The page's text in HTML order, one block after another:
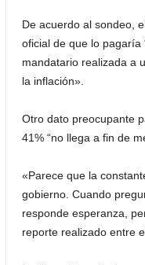
De acuerdo al sondeo,
oficial de que lo pagaría
mandatario realizada a
la inflación».
Otro dato preocupante
41% “no llega a fin de
«Parece que la
gobierno. Cuando
responde esperanza,
reporte realizado entre